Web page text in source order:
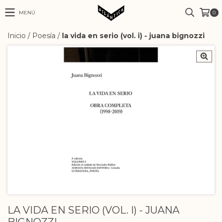
MENÚ 0
Inicio / Poesía / la vida en serio (vol. i) - juana bignozzi
LA VIDA EN SERIO (VOL. I) - JUANA